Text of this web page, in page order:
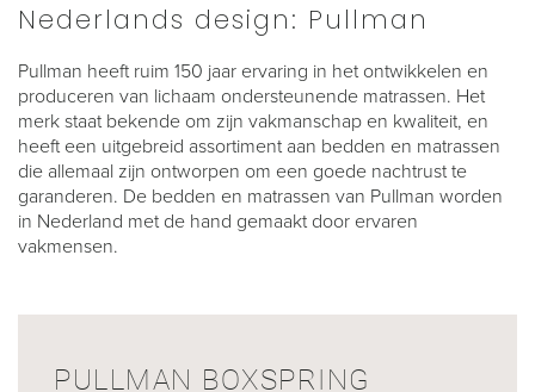
Nederlands design: Pullman
Pullman heeft ruim 150 jaar ervaring in het ontwikkelen en
produceren van lichaam ondersteunende matrassen. Het
merk staat bekende om zijn vakmanschap en kwaliteit, en
heeft een uitgebreid assortiment aan bedden en matrassen
die allemaal zijn ontworpen om een goede nachtrust te
garanderen. De bedden en matrassen van Pullman worden
in Nederland met de hand gemaakt door ervaren
vakmensen.
PULLMAN BOXSPRING